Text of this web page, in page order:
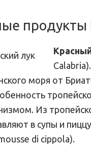
продукты
моря от
Из
в супы и
di cippola).